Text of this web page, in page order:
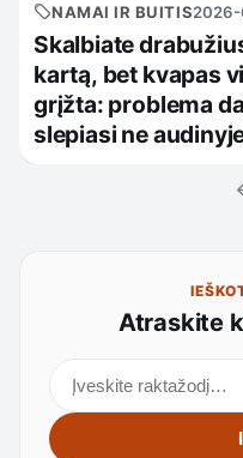
NAMAI IR BUITIS
Skalbiate
kartą, bet kvapas
grįžta: problema
slepiasi ne
Atraskite